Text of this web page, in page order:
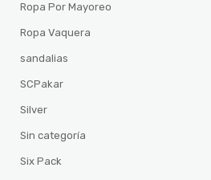
Ropa Por Mayoreo
Ropa Vaquera
sandalias
SCPakar
Silver
Sin categoría
Six Pack